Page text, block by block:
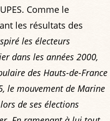
Comme le
les résultats des
les électeurs
dans les années 2000,
des Hauts-de-France
le mouvement de Marine
de ses élections